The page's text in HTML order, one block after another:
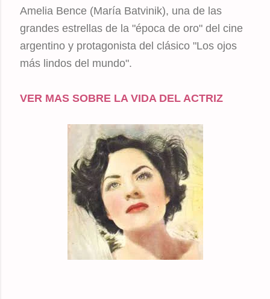
Amelia Bence (María Batvinik), una de las
grandes estrellas de la "época de oro" del cine
argentino y protagonista del clásico "Los ojos
más lindos del mundo".
VER MAS SOBRE LA VIDA DEL ACTRIZ